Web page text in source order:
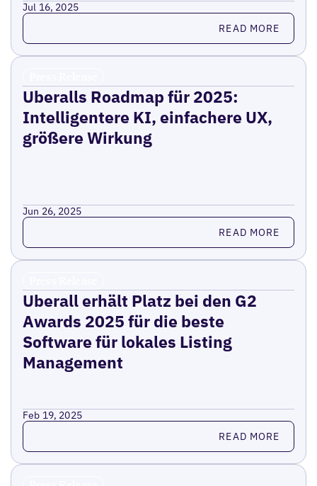
Jul 16, 2025
Read more READ MORE
Uberalls Roadmap für 2025:
Intelligentere KI, einfachere UX,
größere Wirkung
Jun 26, 2025
Read more READ MORE
Uberall erhält Platz bei den G2
Awards 2025 für die beste
Software für lokales Listing
Management
Feb 19, 2025
Read more READ MORE